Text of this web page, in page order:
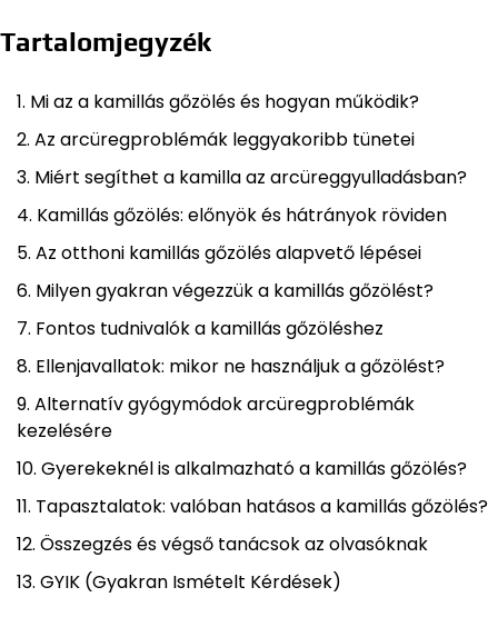
Tartalomjegyzék
Mi az a kamillás gőzölés és hogyan működik?
Az arcüregproblémák leggyakoribb tünetei
Miért segíthet a kamilla az arcüreggyulladásban?
Kamillás gőzölés: előnyök és hátrányok röviden
Az otthoni kamillás gőzölés alapvető lépései
Milyen gyakran végezzük a kamillás gőzölést?
Fontos tudnivalók a kamillás gőzöléshez
Ellenjavallatok: mikor ne használjuk a gőzölést?
Alternatív gyógymódok arcüregproblémák
kezelésére
Gyerekeknél is alkalmazható a kamillás gőzölés?
Tapasztalatok: valóban hatásos a kamillás gőzölés?
Összegzés és végső tanácsok az olvasóknak
GYIK (Gyakran Ismételt Kérdések)